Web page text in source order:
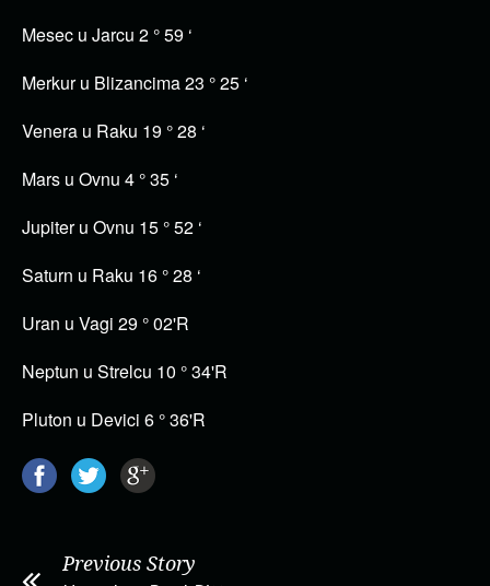
Mesec u Jarcu 2 ° 59 ‘
Merkur u Blizancima 23 ° 25 ‘
Venera u Raku 19 ° 28 ‘
Mars u Ovnu 4 ° 35 ‘
Jupiter u Ovnu 15 ° 52 ‘
Saturn u Raku 16 ° 28 ‘
Uran u Vagi 29 ° 02'R
Neptun u Strelcu 10 ° 34'R
Pluton u Devici 6 ° 36'R
Previous Story